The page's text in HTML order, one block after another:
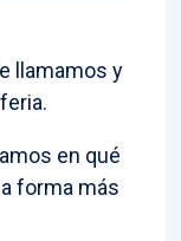
llamamos y
en qué
forma más